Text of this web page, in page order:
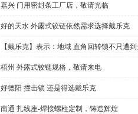
嘉兴 门用密封条工厂店，敬请光临
好的天水 外露式铰链依然需求选择戴乐克
【戴乐克】表示：地域 直角回转锁不只遭
梧州 外露式铰链规格，敬请来电
好德阳 撞击锁 还是得选戴乐克
南通 扎线座-焊接螺柱定制，铸造辉煌